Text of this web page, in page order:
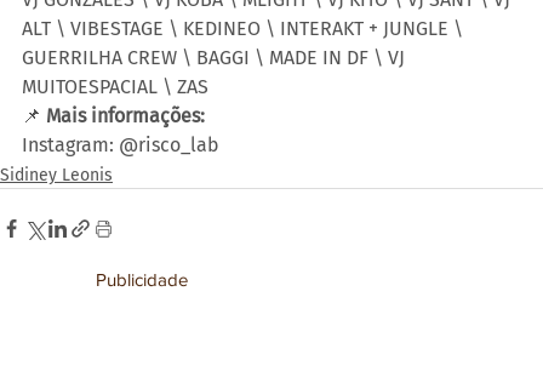
ALT \ VIBESTAGE \ KEDINEO \ INTERAKT + JUNGLE \
GUERRILHA CREW \ BAGGI \ MADE IN DF \ VJ
MUITOESPACIAL \ ZAS
📌 Mais informações:
Instagram: @risco_lab
Sidiney Leonis
Publicidade